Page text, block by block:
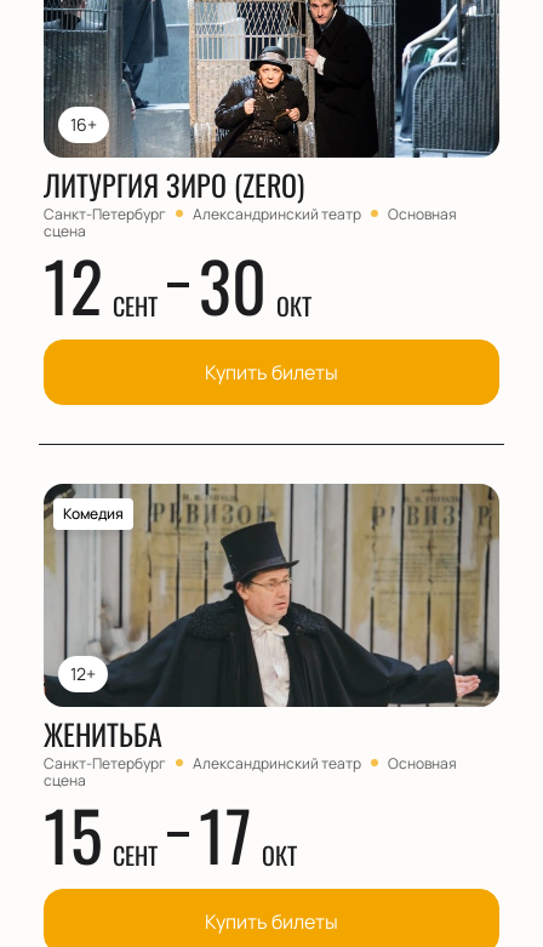
16+
ЛИТУРГИЯ ЗИРО (ZERO)
Санкт-Петербург Александринский театр
Основная
сцена
12 СЕНТ 30 ОКТ
Купить билеты
12+
Комедия
ЖЕНИТЬБА
Санкт-Петербург Александринский театр
Основная
сцена
15 СЕНТ 17 ОКТ
Купить билеты